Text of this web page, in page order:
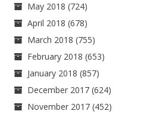
May 2018 (724)
April 2018 (678)
March 2018 (755)
February 2018 (653)
January 2018 (857)
December 2017 (624)
November 2017 (452)